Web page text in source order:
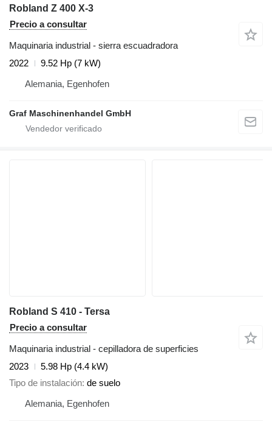
Robland Z 400 X-3
Precio a consultar
Maquinaria industrial - sierra escuadradora
2022
9.52 Hp (7 kW)
Alemania, Egenhofen
Graf Maschinenhandel GmbH
Robland S 410 - Tersa
Precio a consultar
Maquinaria industrial - cepilladora de superficies
2023
5.98 Hp (4.4 kW)
Tipo de instalación de suelo
Alemania, Egenhofen